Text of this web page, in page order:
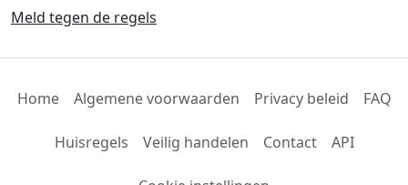
Meld tegen de regels
Home Algemene voorwaarden Privacy beleid FAQ
Huisregels Veilig handelen Contact API